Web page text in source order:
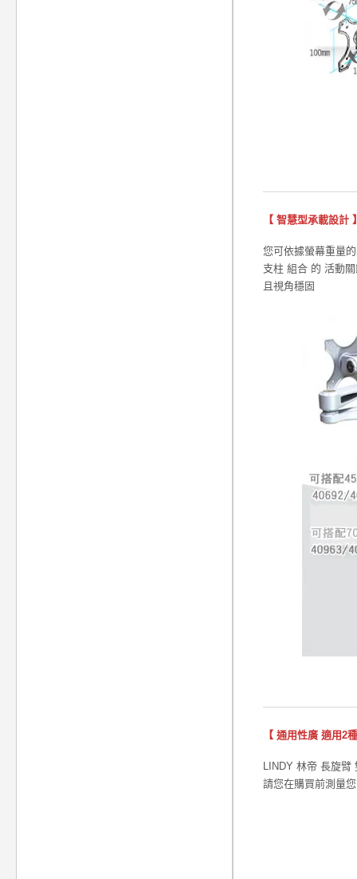
【 智慧型承載設計
您可依據螢幕重量
支柱 組合 的 活動
且視角穩固
【 通用性廣 適用2
LINDY 林帝 長旋
請您在購買前測量